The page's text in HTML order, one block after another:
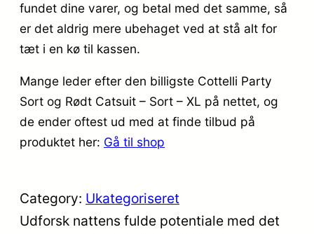
fundet dine varer, og betal med det samme, så
er det aldrig mere ubehaget ved at stå alt for
tæt i en kø til kassen.
Mange leder efter den billigste Cottelli Party
Sort og Rødt Catsuit – Sort – XL på nettet, og
de ender oftest ud med at finde tilbud på
produktet her: Gå til shop
Category: Ukategoriseret
Udforsk nattens fulde potentiale med det